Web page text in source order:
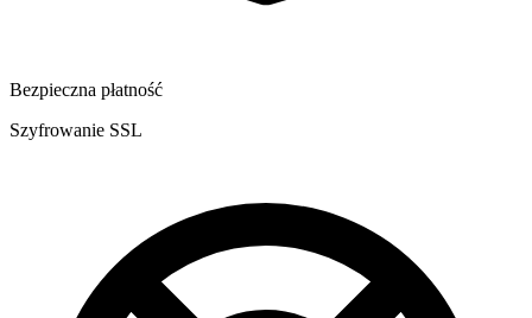
Bezpieczna płatność
Szyfrowanie SSL